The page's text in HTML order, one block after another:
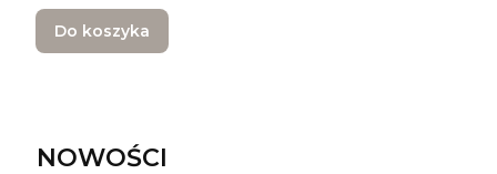
Do koszyka
NOWOŚCI